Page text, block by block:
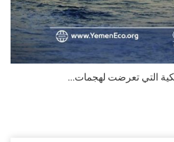
التضخم السنوي لمنطقة اليورو..